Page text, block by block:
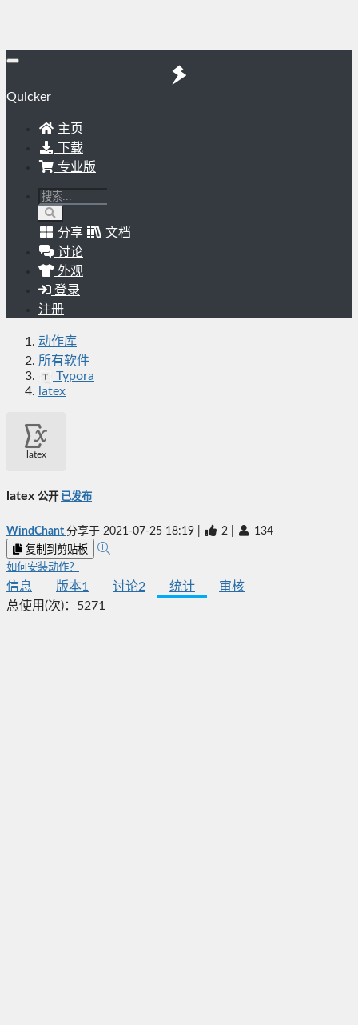
Quicker
主页
下载
专业版
分享
文档
讨论
外观
登录
注册
动作库
所有软件
Typora
latex
latex
latex 公开 已发布
WindChant 分享于 2021-07-25 18:19 2 134
复制到剪贴板
如何安装动作？
信息 版本1 讨论2 统计
审核
总使用(次)： 5271